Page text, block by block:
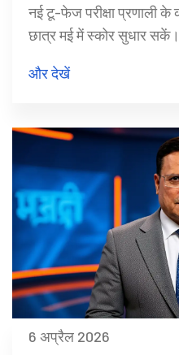
नई टू-फेज परीक्षा प्रणाली
छात्र मई में स्कोर सुधार सकें।
और देखें
6 अप्रैल 2026